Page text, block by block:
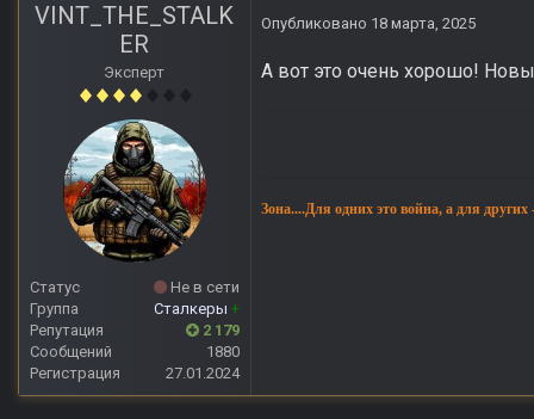
VINT_THE_STALK
ER
Эксперт
Статус
Не в сети
Группа
Сталкеры +
Репутация
2 179
Сообщений
1880
Регистрация
27.01.2024
Опубликовано 18 марта, 2025
А вот это очень хорошо!
Зона....Для одних это война, а для